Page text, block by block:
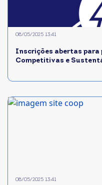
Inscrições abertas para
Competitivas e
08/05/2025 13:41
08/05/2025 13:41